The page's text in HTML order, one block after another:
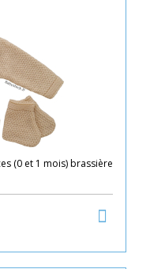
(0 et 1 mois) brassière